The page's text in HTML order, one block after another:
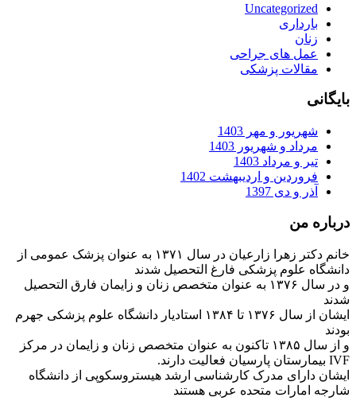
Uncategorized
بارداری
زنان
عمل های جراحی
مقالات پزشکی
بایگانی
شهریور و مهر 1403
مرداد و شهریور 1403
تیر و مرداد 1403
فروردین و اردیبهشت 1402
آذر و دی 1397
درباره من
خانم دکتر زهرا زارعیان در سال ۱۳۷۱ به عنوان پزشک عمومی از
دانشگاه علوم پزشکی فارغ التحصیل شدند
و در سال ۱۳۷۶ به عنوان متخصص زنان و زایمان فارق التحصیل
شدند
ایشان از سال ۱۳۷۶ تا ۱۳۸۴ استادیار دانشگاه علوم پزشکی جهرم
بودند
و از سال ۱۳۸۵ تاکنون به عنوان متخصص زنان و زایمان در مرکز
IVF بیمارستان پارسیان فعالیت دارند.
ایشان دارای مدرک کارشناسی ارشد هیستروسکوپی از دانشگاه
شارجه امارات متحده عربی هستند